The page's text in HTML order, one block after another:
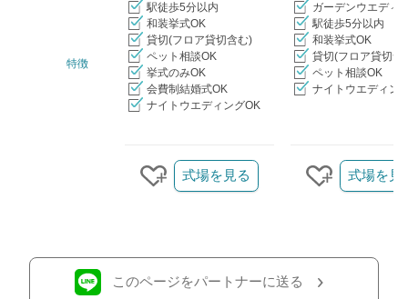
特徴
駅徒歩5分以内
和装挙式OK
貸切(フロア貸切含む)
ペット相談OK
挙式のみOK
会費制結婚式OK
ナイトウエディングOK
ガーデンウエディ
駅徒歩5分以内
和装挙式OK
貸切(フロア貸切含
ペット相談OK
ナイトウエディン
クリップする
式場を見る
クリップす
式場を見
このページをパートナーに送る